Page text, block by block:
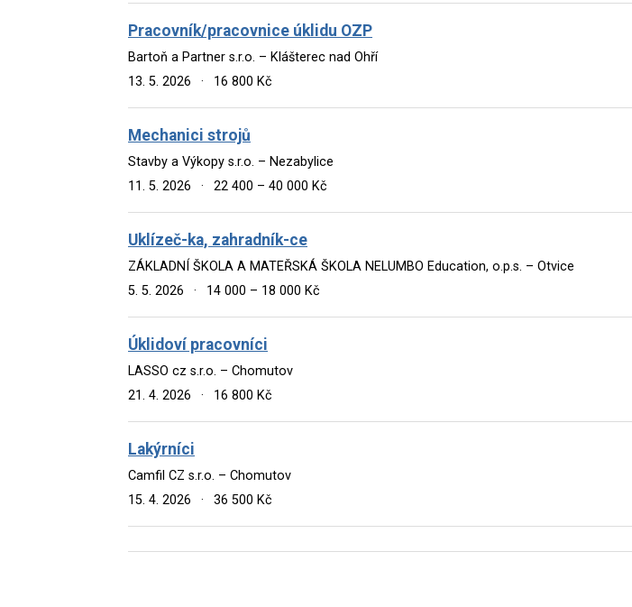
Pracovník/pracovnice úklidu OZP
Bartoň a Partner s.r.o. – Klášterec nad Ohří
13. 5. 2026
· 16 800 Kč
Mechanici strojů
Stavby a Výkopy s.r.o. – Nezabylice
11. 5. 2026
· 22 400 – 40 000 Kč
Uklízeč-ka, zahradník-ce
ZÁKLADNÍ ŠKOLA A MATEŘSKÁ ŠKOLA NELUMBO Education, o.p.s. – Otvice
5. 5. 2026
· 14 000 – 18 000 Kč
Úklidoví pracovníci
LASSO cz s.r.o. – Chomutov
21. 4. 2026
· 16 800 Kč
Lakýrníci
Camfil CZ s.r.o. – Chomutov
15. 4. 2026
· 36 500 Kč